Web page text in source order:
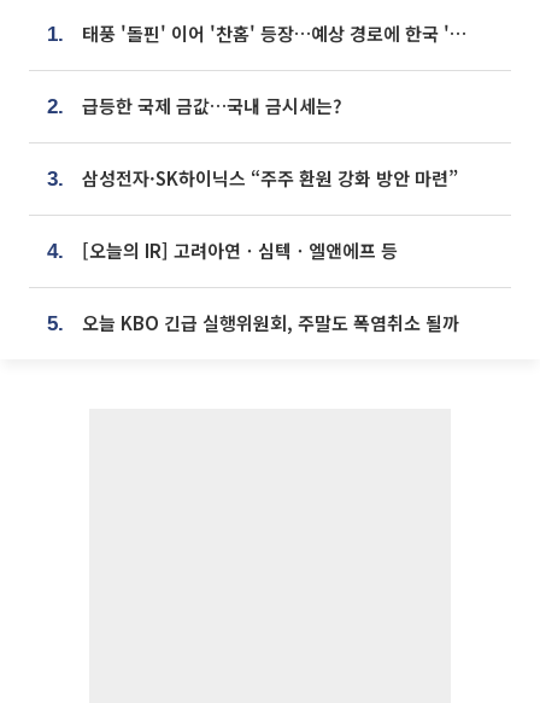
1. 태풍 '돌핀' 이어 '찬홈' 등장…예상 경로에 한국 '한숨'
2. 급등한 국제 금값…국내 금시세는?
3. 삼성전자·SK하이닉스 “주주 환원 강화 방안 마련”
4. [오늘의 IR] 고려아연ㆍ심텍ㆍ엘앤에프 등
5. 오늘 KBO 긴급 실행위원회, 주말도 폭염취소 될까